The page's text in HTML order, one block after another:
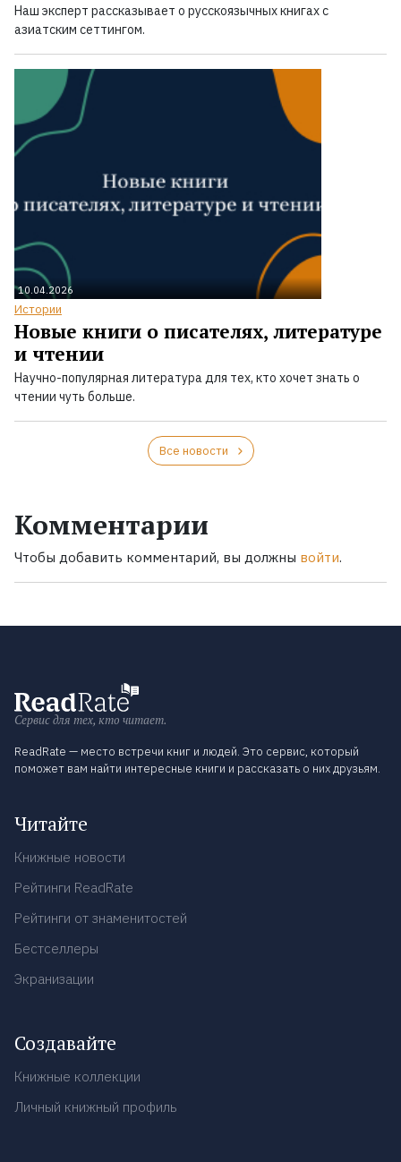
Наш эксперт рассказывает о русскоязычных книгах с
азиатским сеттингом.
10.04.2026
Истории
Новые книги о писателях, литературе
и чтении
Научно-популярная литература для тех, кто хочет знать о
чтении чуть больше.
Все новости
Комментарии
Чтобы добавить комментарий, вы должны войти.
Сервис для тех, кто читает.
ReadRate — место встречи книг и людей. Это сервис, который
поможет вам найти интересные книги и рассказать о них друзьям.
Читайте
Книжные новости
Рейтинги ReadRate
Рейтинги от знаменитостей
Бестселлеры
Экранизации
Создавайте
Книжные коллекции
Личный книжный профиль